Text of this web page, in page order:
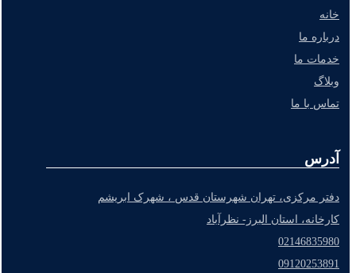
خانه
درباره ما
خدمات ما
وبلاگ
تماس با ما
آدرس
دفتر مرکزی، تهران شهرستان قدس ، شهرک ابریشم
کارخانه، استان البرز- نظرآباد
02146835980
09120253891